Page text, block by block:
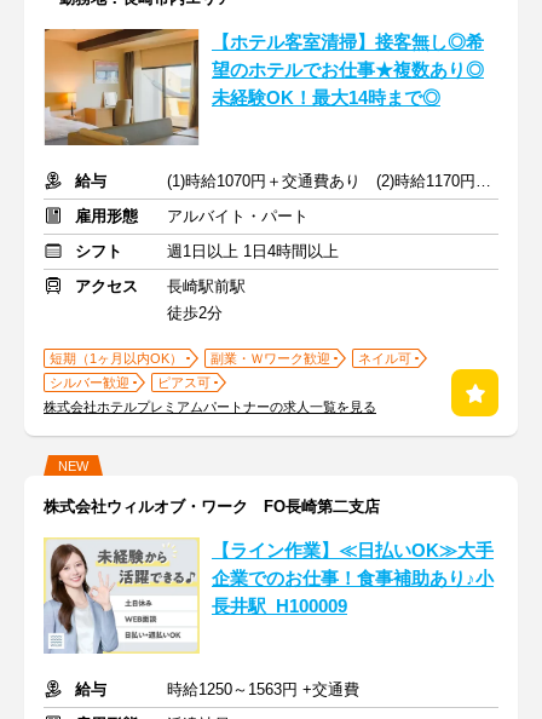
【ホテル客室清掃】接客無し◎希
望のホテルでお仕事★複数あり◎
未経験OK！最大14時まで◎
給与
(1)時給1070円＋交通費あり (2)時給1170円＋交通費なし
雇用形態
アルバイト・パート
シフト
週1日以上 1日4時間以上
アクセス
長崎駅前駅
徒歩2分
短期（1ヶ月以内OK） 副業・Ｗワーク歓迎
ネイル可
シルバー歓迎
ピアス可
株式会社ホテルプレミアムパートナーの求人一覧を見る
NEW
株式会社ウィルオブ・ワーク FO長崎第二支店
【ライン作業】≪日払いOK≫大手
企業でのお仕事！食事補助あり♪小
長井駅_H100009
給与
時給1250～1563円 +交通費